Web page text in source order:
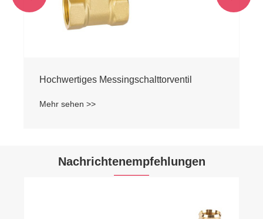
Hochwertiges Messingschalttorventil
Mehr sehen >>
Nachrichtenempfehlungen